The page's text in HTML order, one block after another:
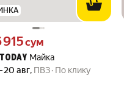
Майка
сум вместо
915сум
20 авг, ПВЗ По клику